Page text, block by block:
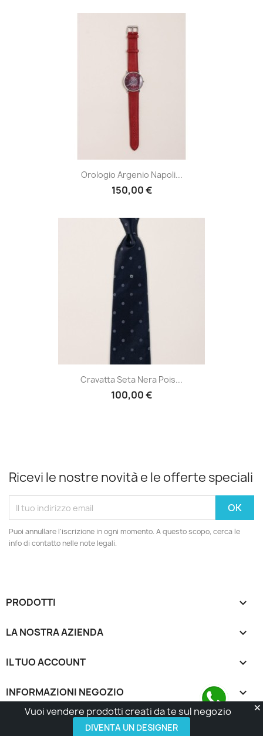
Vuoi vendere prodotti creati da te sul negozio
DIVENTA UN DESIGNER
Orologio Argenio Napoli...
150,00 €
Cravatta Seta Nera Pois...
100,00 €
Ricevi le nostre novità e le offerte speciali
Puoi annullare l'iscrizione in ogni momento. A questo scopo, cerca le
info di contatto nelle note legali.
PRODOTTI 
LA NOSTRA AZIENDA 
IL TUO ACCOUNT 
INFORMAZIONI NEGOZIO keyboard_arrow_down
Contattaci su WhatsApp
© 2026 - Made with Love by Tatta Media Group Task